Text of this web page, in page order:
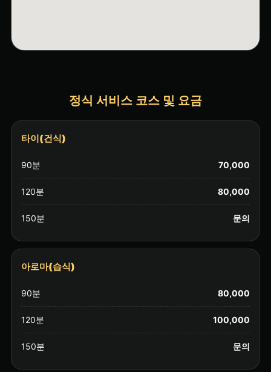
정식 서비스 코스 및 요금
타이(건식)
90분 70,000
120분 80,000
150분 문의
아로마(습식)
90분 80,000
120분 100,000
150분 문의